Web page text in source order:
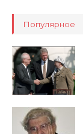
Популярное